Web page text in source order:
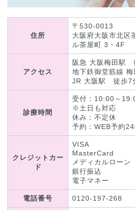
住所
〒530-0013
大阪府大阪市北区
ル茶屋町 3・4F
アクセス
阪急 大阪梅田駅
地下鉄御堂筋線
JR 大阪駅 徒歩7
診療時間
受付：10:00～
※土日も対応
休み：不定休
予約：WEB予約
クレジットカー
ド
VISA
MasterCard
メディカルローン
銀行振込
電子マネー
電話番号 0120-197-268